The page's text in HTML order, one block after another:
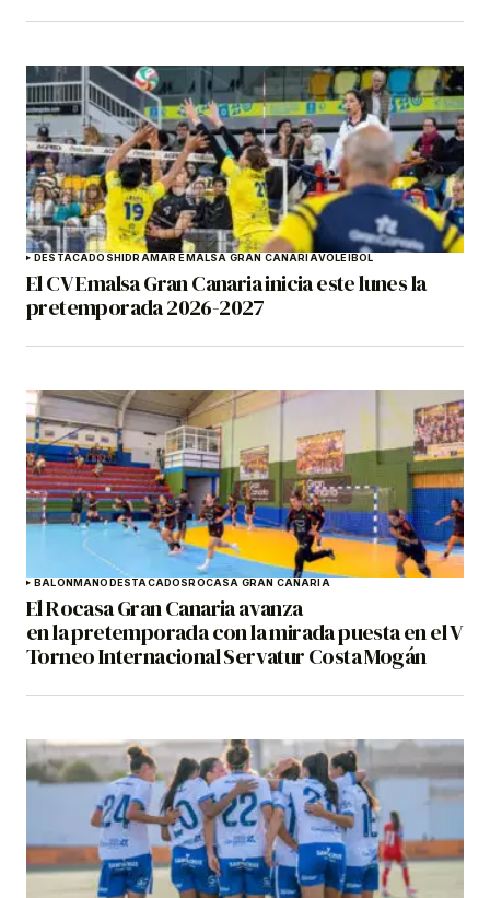
DESTACADOSHIDRAMAR EMALSA GRAN CANARIAVOLEIBOL
El CV Emalsa Gran Canaria inicia este lunes la
pretemporada 2026-2027
BALONMANODESTACADOSROCASA GRAN CANARIA
El Rocasa Gran Canaria avanza
en la pretemporada con la mirada puesta en el V
Torneo Internacional Servatur Costa Mogán